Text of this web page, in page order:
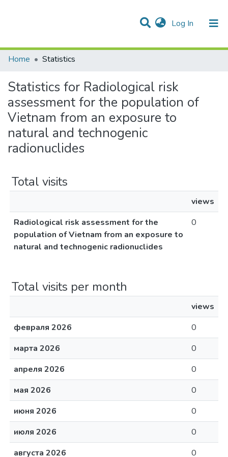
Log In (current)
Communities & Collections
All of DSpace
Home
Statistics
Statistics for Radiological risk
assessment for the population of
Vietnam from an exposure to
natural and technogenic
radionuclides
Total visits
views
Radiological risk assessment for the
population of Vietnam from an exposure to
natural and technogenic radionuclides
0
Total visits per month
views
февраля 2026
0
марта 2026
0
апреля 2026
0
мая 2026
0
июня 2026
0
июля 2026
0
августа 2026
0